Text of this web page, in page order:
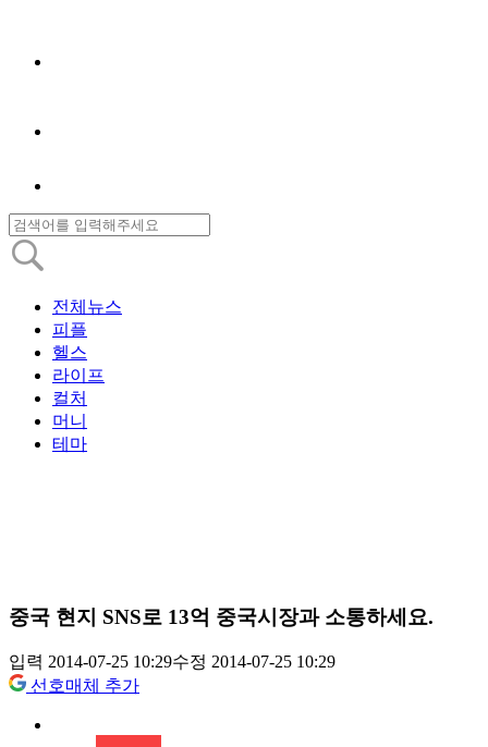
전체뉴스
피플
헬스
라이프
컬처
머니
테마
중국 현지 SNS로 13억 중국시장과 소통하세요.
입력 2014-07-25 10:29수정 2014-07-25 10:29
선호매체 추가